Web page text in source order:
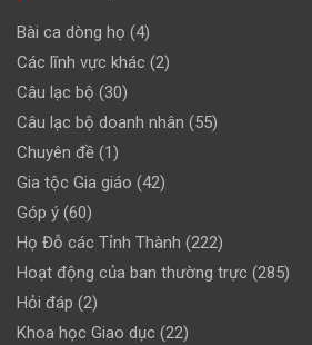
Bài ca dòng họ (4)
Các lĩnh vực khác (2)
Câu lạc bộ (30)
Câu lạc bộ doanh nhân (55)
Chuyên đề (1)
Gia tộc Gia giáo (42)
Góp ý (60)
Họ Đỗ các Tỉnh Thành (222)
Hoạt động của ban thường trực (285)
Hỏi đáp (2)
Khoa học Giao dục (22)